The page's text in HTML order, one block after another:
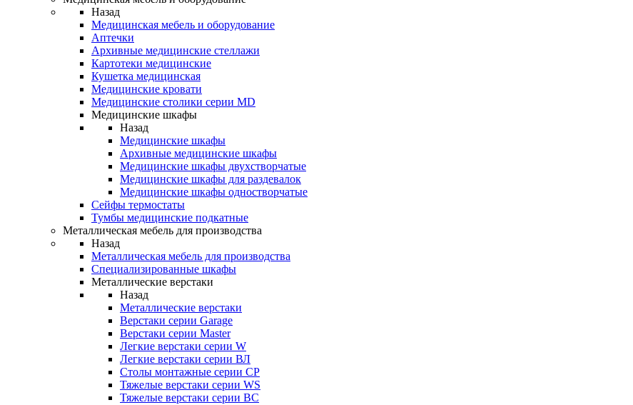
Назад
Медицинская мебель и оборудование
Аптечки
Архивные медицинские стеллажи
Картотеки медицинские
Кушетка медицинская
Медицинские кровати
Медицинские столики серии MD
Медицинские шкафы
Назад
Медицинские шкафы
Архивные медицинские шкафы
Медицинские шкафы двухстворчатые
Медицинские шкафы для раздевалок
Медицинские шкафы одностворчатые
Сейфы термостаты
Тумбы медицинские подкатные
Металлическая мебель для производства
Назад
Металлическая мебель для производства
Cпециализированные шкафы
Металлические верстаки
Назад
Металлические верстаки
Верстаки серии Garage
Верстаки серии Master
Легкие верстаки серии W
Легкие верстаки серии ВЛ
Столы монтажные серии СР
Тяжелые верстаки серии WS
Тяжелые верстаки серии ВС